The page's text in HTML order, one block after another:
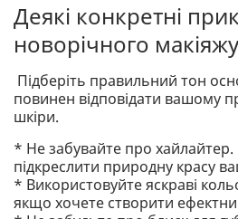
Деякі конкретні
новорічного
Підберіть правильний тон
повинен відповідати вашому
шкіри.
* Не забувайте про
підкреслити природну красу
* Використовуйте яскраві
якщо хочете створити